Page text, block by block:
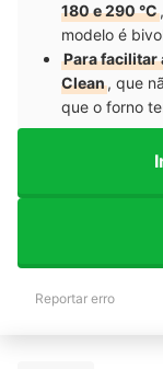
180 e 290 °C
modelo é
Para facilitar
Clean, que
que o forno
Reportar erro